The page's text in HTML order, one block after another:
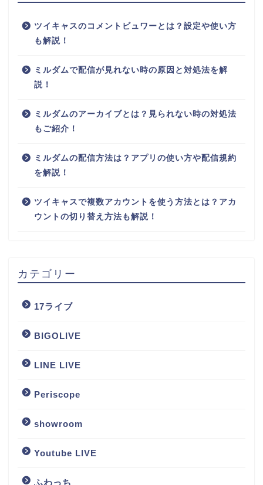
ツイキャスのコメントビュワーとは？設定や使い方
も解説！
ミルダムで配信が見れない時の原因と対処法を解
説！
ミルダムのアーカイブとは？見られない時の対処法
もご紹介！
ミルダムの配信方法は？アプリの使い方や配信規約
を解説！
ツイキャスで複数アカウントを使う方法とは？アカ
ウントの切り替え方法も解説！
カテゴリー
17ライブ
BIGOLIVE
LINE LIVE
Periscope
showroom
Youtube LIVE
ふわっち